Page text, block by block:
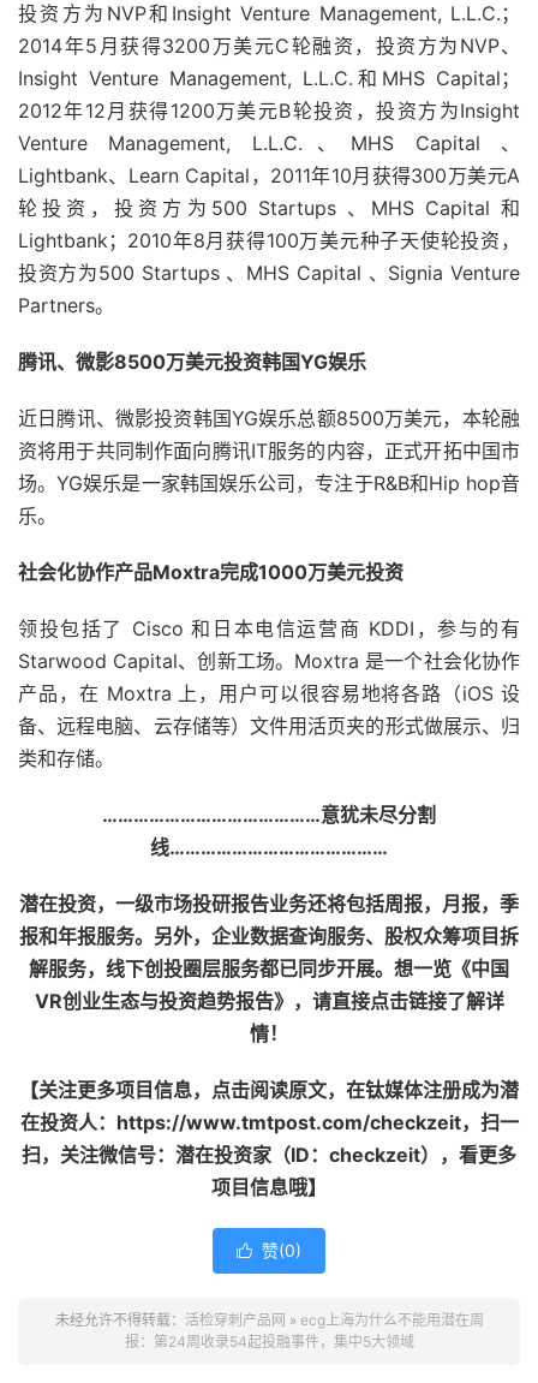
投资方为NVP和Insight Venture Management, L.L.C.；
2014年5月获得3200万美元C轮融资，投资方为NVP、
Insight Venture Management, L.L.C.和MHS Capital；
2012年12月获得1200万美元B轮投资，投资方为Insight
Venture Management, L.L.C.、MHS Capital 、
Lightbank、Learn Capital，2011年10月获得300万美元A
轮投资，投资方为500 Startups 、MHS Capital 和
Lightbank；2010年8月获得100万美元种子天使轮投资，
投资方为500 Startups 、MHS Capital 、Signia Venture
Partners。
腾讯、微影8500万美元投资韩国YG娱乐
近日腾讯、微影投资韩国YG娱乐总额8500万美元，本轮融
资将用于共同制作面向腾讯IT服务的内容，正式开拓中国市
场。YG娱乐是一家韩国娱乐公司，专注于R&B和Hip hop音
乐。
社会化协作产品Moxtra完成1000万美元投资
领投包括了 Cisco 和日本电信运营商 KDDI，参与的有
Starwood Capital、创新工场。Moxtra 是一个社会化协作
产品，在 Moxtra 上，用户可以很容易地将各路（iOS 设
备、远程电脑、云存储等）文件用活页夹的形式做展示、归
类和存储。
……………………………………意犹未尽分割
线……………………………………
潜在投资，一级市场投研报告业务还将包括周报，月报，季
报和年报服务。另外，企业数据查询服务、股权众筹项目拆
解服务，线下创投圈层服务都已同步开展。想一览《中国
VR创业生态与投资趋势报告》，请直接点击链接了解详
情！
【关注更多项目信息，点击阅读原文，在钛媒体注册成为潜
在投资人：https://www.tmtpost.com/checkzeit，扫一
扫，关注微信号：潜在投资家（ID：checkzeit），看更多
项目信息哦】
 赞(0)
未经允许不得转载： 活检穿刺产品网 » ecg上海为什么不能用潜在周
报：第24周收录54起投融事件，集中5大领域